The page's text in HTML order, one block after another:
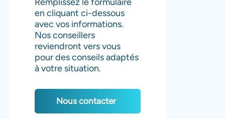
en cliquant ci-dessous
avec vos informations.
Nos conseillers
reviendront vers vous
pour des conseils adaptés
à votre situation.
Nous contacter